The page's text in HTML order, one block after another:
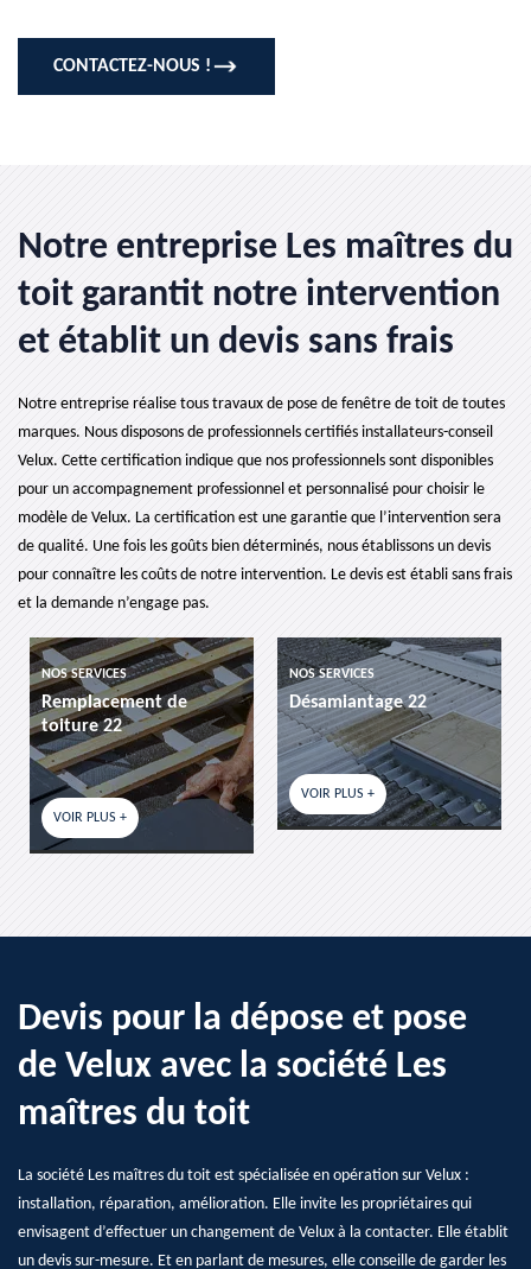
CONTACTEZ-NOUS !
Notre entreprise Les maîtres du
toit garantit notre intervention
et établit un devis sans frais
Notre entreprise réalise tous travaux de pose de fenêtre de toit de toutes
marques. Nous disposons de professionnels certifiés installateurs-conseil
Velux. Cette certification indique que nos professionnels sont disponibles
pour un accompagnement professionnel et personnalisé pour choisir le
modèle de Velux. La certification est une garantie que l’intervention sera
de qualité. Une fois les goûts bien déterminés, nous établissons un devis
pour connaître les coûts de notre intervention. Le devis est établi sans frais
et la demande n’engage pas.
NOS SERVICES
Remplacement de
toiture 22
VOIR PLUS +
NOS SERVICES
Désamiantage 22
VOIR PLUS +
Devis pour la dépose et pose
de Velux avec la société Les
maîtres du toit
La société Les maîtres du toit est spécialisée en opération sur Velux :
installation, réparation, amélioration. Elle invite les propriétaires qui
envisagent d’effectuer un changement de Velux à la contacter. Elle établit
un devis sur-mesure. Et en parlant de mesures, elle conseille de garder les